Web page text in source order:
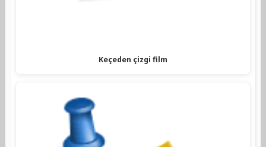
Keçeden çizgi film